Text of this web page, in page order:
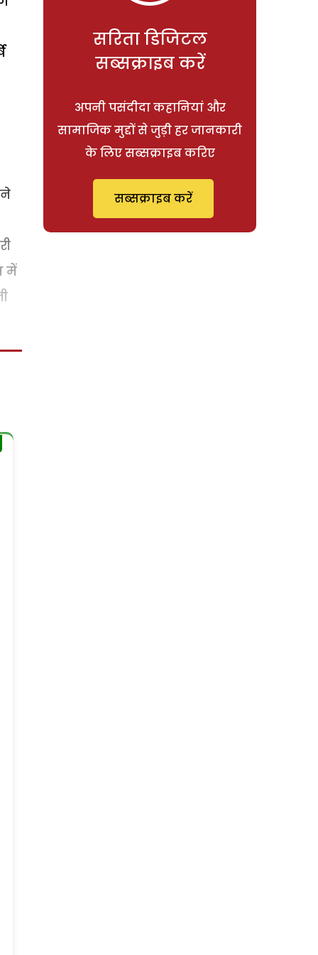
में
सरिता डिजिटल
सब्सक्राइब करें
अपनी पसंदीदा कहानियां और
सामाजिक मुद्दों से जुड़ी हर जानकारी
के लिए सब्सक्राइब करिए
सब्सक्राइब करें